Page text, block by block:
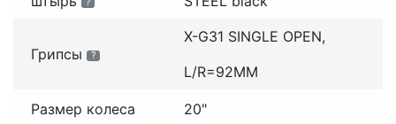
Грипсы ?
X-G31 SINGLE OPEN,
L/R=92MM
Размер колеса 20"